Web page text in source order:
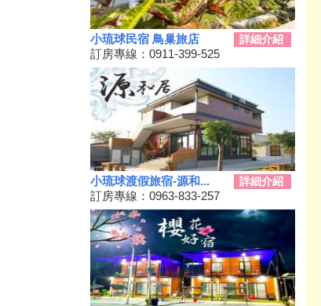
2019擴大國旅秋冬夜市抵用卷
優惠活動
2019擴大國旅秋冬住宿優惠活
動
秋冬擴大國旅補助離島加碼怎麼
用？老司機分享連續技
108年潮州賽神蝦暨小農市集活
動
單車騎遊聽風看海，體驗台灣燈
塔極點濱海小鎮風貌 一起Light
up Taiwan
Hi~枋寮有藝市
單車環島遊台灣國際入口網站
Taiwan on 2 Wheels
第四屆「小琉球愛龜淨灘接力
賽」活動，7/13小琉球龍蝦洞海
灘展開！
小琉球民宿 鳥巢旅店 詳細介紹
訂房專線：0911-399-525
小琉球渡假旅宿-源和... 詳細介紹
訂房專線：0963-833-257